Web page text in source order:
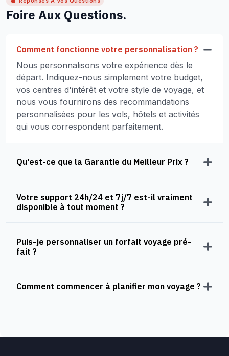
Foire Aux Questions.
Comment fonctionne votre personnalisation ?
Nous personnalisons votre expérience dès le
départ. Indiquez-nous simplement votre budget,
vos centres d'intérêt et votre style de voyage, et
nous vous fournirons des recommandations
personnalisées pour les vols, hôtels et activités
qui vous correspondent parfaitement.
Qu'est-ce que la Garantie du Meilleur Prix ?
Votre support 24h/24 et 7j/7 est-il vraiment
disponible à tout moment ?
Puis-je personnaliser un forfait voyage pré-
fait ?
Comment commencer à planifier mon voyage ?